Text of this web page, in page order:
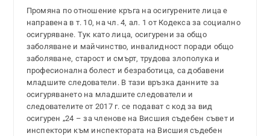
Промяна по отношение кръга на осигурените лица е
направена в т. 10, на чл. 4, ал. 1 от Кодекса за социално
осигуряване. Тук като лица, осигурени за общо
заболяване и майчинство, инвалидност поради общо
заболяване, старост и смърт, трудова злополука и
професионална болест и безработица, са добавени
младшите следователи. В тази връзка данните за
осигуряването на младшите следователи и
следователите от 2017 г. се подават с код за вид
осигурен „24 – за членове на Висшия съдебен съвет и
инспектори към инспектората на Висшия съдебен